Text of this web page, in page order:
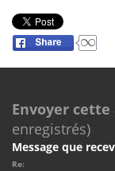
Envoyer
enregistrés)
Message que
Re: